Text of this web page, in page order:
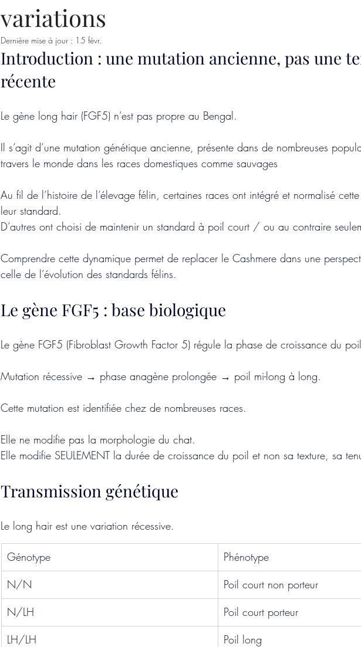
variations
Dernière mise à jour : 15 févr.
Introduction : une mutation ancienne, pas une
récente
Le gène long hair (FGF5) n’est pas propre au Bengal.
Il s’agit d’une mutation génétique ancienne, présente dans de nombreuses
travers le monde dans les races domestiques comme sauvages
Au fil de l’histoire de l’élevage félin, certaines races ont intégré et normalisé
leur standard.
D’autres ont choisi de maintenir un standard à poil court / ou au contraire
Comprendre cette dynamique permet de replacer le Cashmere dans une
celle de l’évolution des standards félins.
Le gène FGF5 : base biologique
Le gène FGF5 (Fibroblast Growth Factor 5) régule la phase de croissance du
Mutation récessive → phase anagène prolongée → poil mi-long à long.
Cette mutation est identifiée chez de nombreuses races.
Elle ne modifie pas la morphologie du chat.
Elle modifie SEULEMENT la durée de croissance du poil et non sa texture, sa
Transmission génétique
Le long hair est une variation récessive.
Génotype
Phénotype
N/N
Poil court non porteur
N/LH
Poil court porteur
LH/LH
Poil long